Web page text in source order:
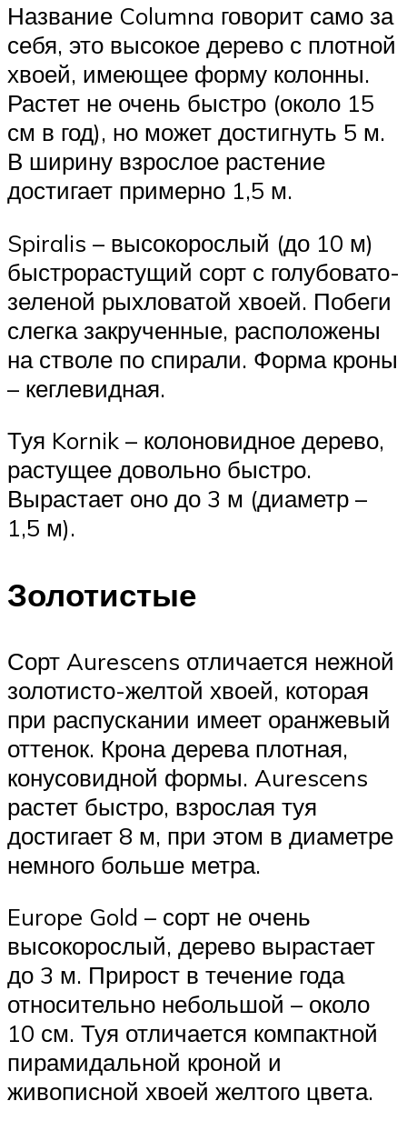
Название Columna говорит само за
себя, это высокое дерево с плотной
хвоей, имеющее форму колонны.
Растет не очень быстро (около 15
см в год), но может достигнуть 5 м.
В ширину взрослое растение
достигает примерно 1,5 м.
Spiralis – высокорослый (до 10 м)
быстрорастущий сорт с голубовато-
зеленой рыхловатой хвоей. Побеги
слегка закрученные, расположены
на стволе по спирали. Форма кроны
– кеглевидная.
Туя Kornik – колоновидное дерево,
растущее довольно быстро.
Вырастает оно до 3 м (диаметр –
1,5 м).
Золотистые
Сорт Aurescens отличается нежной
золотисто-желтой хвоей, которая
при распускании имеет оранжевый
оттенок. Крона дерева плотная,
конусовидной формы. Aurescens
растет быстро, взрослая туя
достигает 8 м, при этом в диаметре
немного больше метра.
Europe Gold – сорт не очень
высокорослый, дерево вырастает
до 3 м. Прирост в течение года
относительно небольшой – около
10 см. Туя отличается компактной
пирамидальной кроной и
живописной хвоей желтого цвета.